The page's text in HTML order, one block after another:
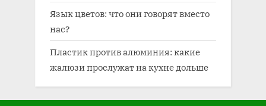
Язык цветов: что они говорят вместо
нас?
Пластик против алюминия: какие
жалюзи прослужат на кухне дольше